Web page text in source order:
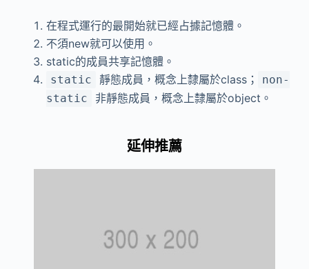
在程式運行的最開始就已經占據記憶體。
不須new就可以使用。
static的成員共享記憶體。
static 靜態成員，概念上隸屬於class；
non-
static
非靜態成員，概念上隸屬於object。
延伸推薦